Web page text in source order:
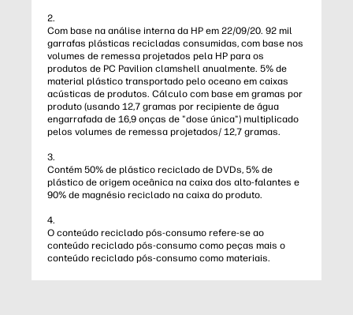
2.
Com base na análise interna da HP em 22/09/20. 92 mil
garrafas plásticas recicladas consumidas, com base nos
volumes de remessa projetados pela HP para os
produtos de PC Pavilion clamshell anualmente. 5% de
material plástico transportado pelo oceano em caixas
acústicas de produtos. Cálculo com base em gramas por
produto (usando 12,7 gramas por recipiente de água
engarrafada de 16,9 onças de "dose única") multiplicado
pelos volumes de remessa projetados/ 12,7 gramas.
3.
Contém 50% de plástico reciclado de DVDs, 5% de
plástico de origem oceânica na caixa dos alto-falantes e
90% de magnésio reciclado na caixa do produto.
4.
O conteúdo reciclado pós-consumo refere-se ao
conteúdo reciclado pós-consumo como peças mais o
conteúdo reciclado pós-consumo como materiais.